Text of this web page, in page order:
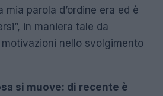
parola d’ordine era ed è
in maniera tale da
nello svolgimento
si muove: di recente è